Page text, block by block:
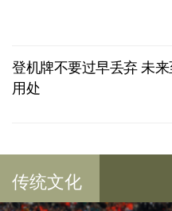
登机牌不要过早丢弃 未
用处
传统文化